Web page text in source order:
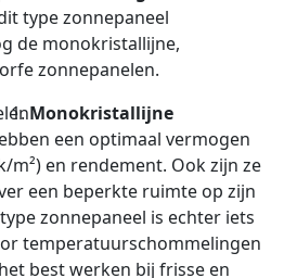
type zonnepaneel
de monokristallijne,
zonnepanelen.
Monokristallijne
een optimaal vermogen
m²) en rendement. Ook zijn ze
een beperkte ruimte op zijn
zonnepaneel is echter iets
temperatuurschommelingen
best werken bij frisse en